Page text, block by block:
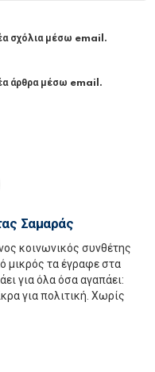
σχόλια μέσω email.
άρθρα μέσω email.
Σαμαράς
κοινωνικός συνθέτης
μικρός τα έγραφε στα
για όλα όσα αγαπάει:
για πολιτική. Χωρίς